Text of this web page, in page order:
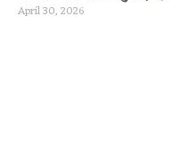
April 30, 2026